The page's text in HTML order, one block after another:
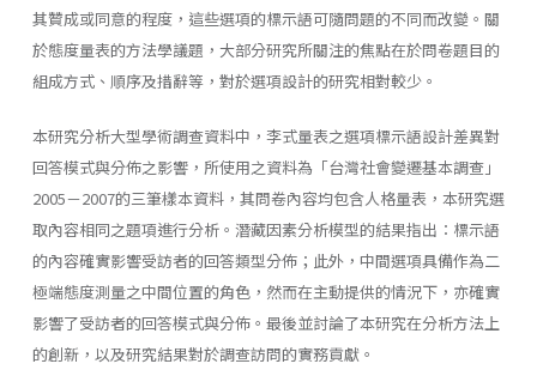
其贊成或同意的程度，這些選項的標示語可隨問題的不同而改變。關
於態度量表的方法學議題，大部分研究所關注的焦點在於問卷題目的
組成方式、順序及措辭等，對於選項設計的研究相對較少。
本研究分析大型學術調查資料中，李式量表之選項標示語設計差異對
回答模式與分佈之影響，所使用之資料為「台灣社會變遷基本調查」
2005－2007的三筆樣本資料，其問卷內容均包含人格量表，本研究選
取內容相同之題項進行分析。潛藏因素分析模型的結果指出：標示語
的內容確實影響受訪者的回答類型分佈；此外，中間選項具備作為二
極端態度測量之中間位置的角色，然而在主動提供的情況下，亦確實
影響了受訪者的回答模式與分佈。最後並討論了本研究在分析方法上
的創新，以及研究結果對於調查訪問的實務貢獻。